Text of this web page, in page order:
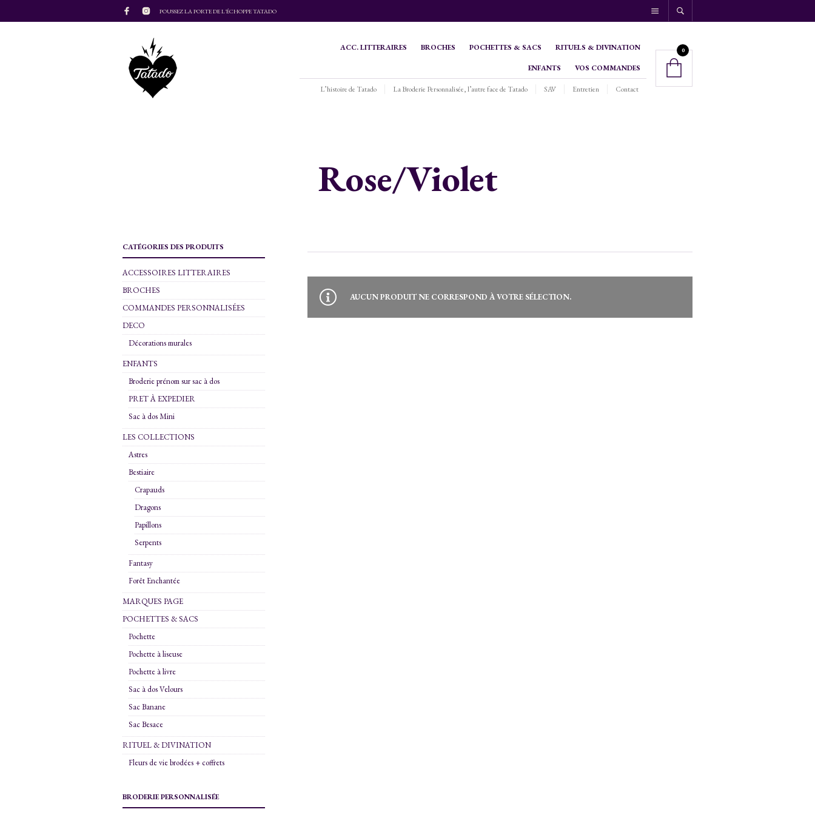
POUSSEZ LA PORTE DE L'ÉCHOPPE TATADO
ACC. LITTERAIRES BROCHES POCHETTES & SACS RITUELS & DIVINATION
ENFANTS VOS COMMANDES
L’histoire de Tatado La Broderie Personnalisée, l’autre face de Tatado SAV Entretien Contact
0
Rose/Violet
CATÉGORIES DES PRODUITS
ACCESSOIRES LITTERAIRES
BROCHES
COMMANDES PERSONNALISÉES
DECO
Décorations murales
ENFANTS
Broderie prénom sur sac à dos
PRET À EXPEDIER
Sac à dos Mini
LES COLLECTIONS
Astres
Bestiaire
Crapauds
Dragons
Papillons
Serpents
Fantasy
Forêt Enchantée
MARQUES PAGE
POCHETTES & SACS
Pochette
Pochette à liseuse
Pochette à livre
Sac à dos Velours
Sac Banane
Sac Besace
RITUEL & DIVINATION
Fleurs de vie brodées + coffrets
BRODERIE PERSONNALISÉE
AUCUN PRODUIT NE CORRESPOND À VOTRE SÉLECTION.